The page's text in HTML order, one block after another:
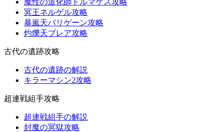
魔性の道化師ドルマゲス攻略
冥王ネルゲル攻略
暴嵐天バリゲーン攻略
灼爍天ブレア攻略
古代の遺跡攻略
古代の遺跡の解説
キラーマシン2攻略
超連戦組手攻略
超連戦組手の解説
封魔の冥獄攻略